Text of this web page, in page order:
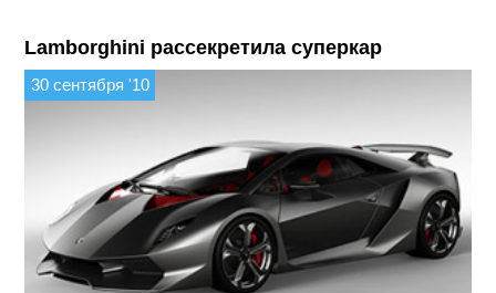
Lamborghini рассекретила суперкар
30 сентября '10